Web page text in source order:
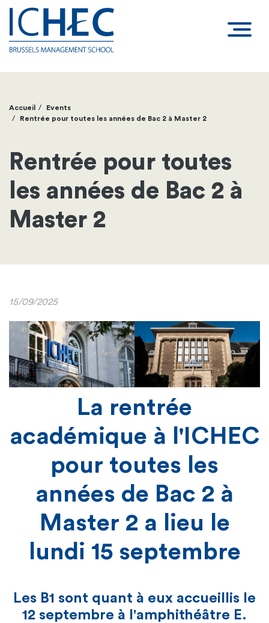
Fil
d'Ariane
Accueil
Events
Rentrée pour toutes les années de Bac 2 à Master 2
Rentrée pour toutes
les années de Bac 2 à
Master 2
15/09/2025
La rentrée
académique à l'ICHEC
pour toutes les
années de Bac 2 à
Master 2 a lieu le
lundi 15 septembre
Les B1 sont quant à eux accueillis le
12 septembre à l'amphithéâtre E.